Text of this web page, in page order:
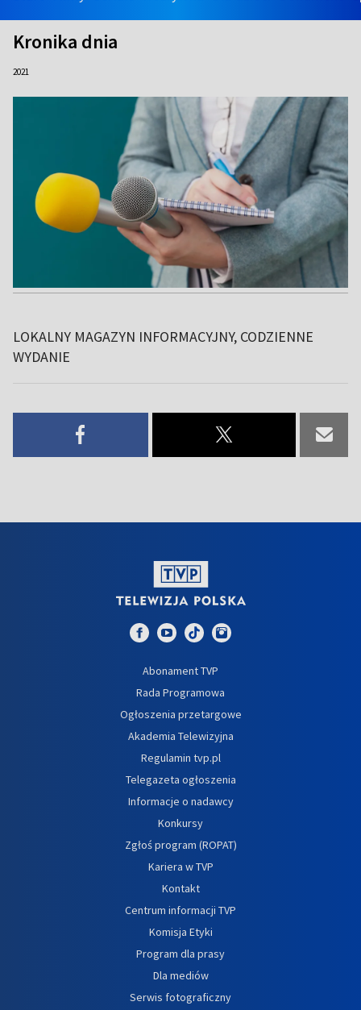
Kronika dnia
2021
LOKALNY MAGAZYN INFORMACYJNY, CODZIENNE
WYDANIE
Abonament TVP
Rada Programowa
Ogłoszenia przetargowe
Akademia Telewizyjna
Regulamin tvp.pl
Telegazeta ogłoszenia
Informacje o nadawcy
Konkursy
Zgłoś program (ROPAT)
Kariera w TVP
Kontakt
Centrum informacji TVP
Komisja Etyki
Program dla prasy
Dla mediów
Serwis fotograficzny